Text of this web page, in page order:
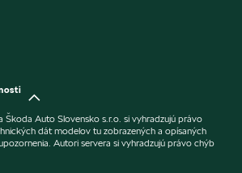
Škoda Auto Slovensko s.r.o. si vyhradzujú právo
dát modelov tu zobrazených a opísaných
Autori servera si vyhradzujú právo chýb